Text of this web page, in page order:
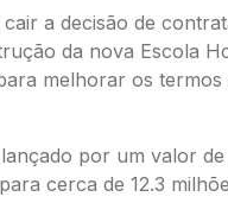
cair a decisão de
da nova Escola
melhorar os termos
por um valor de
cerca de 12.3